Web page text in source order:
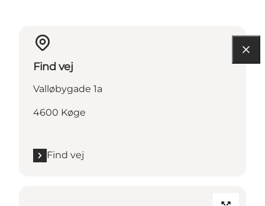
Find vej
Valløbygade 1a
4600 Køge
Find vej